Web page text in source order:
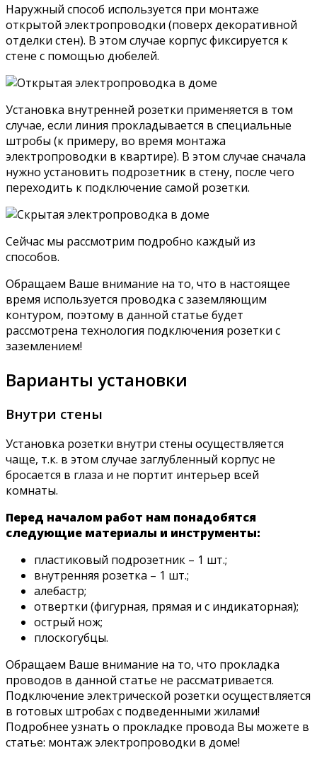
Наружный способ используется при монтаже
открытой электропроводки (поверх декоративной
отделки стен). В этом случае корпус фиксируется к
стене с помощью дюбелей.
Установка внутренней розетки применяется в том
случае, если линия прокладывается в специальные
штробы (к примеру, во время монтажа
электропроводки в квартире). В этом случае сначала
нужно установить подрозетник в стену, после чего
переходить к подключение самой розетки.
Сейчас мы рассмотрим подробно каждый из
способов.
Обращаем Ваше внимание на то, что в настоящее
время используется проводка с заземляющим
контуром, поэтому в данной статье будет
рассмотрена технология подключения розетки с
заземлением!
Варианты установки
Внутри стены
Установка розетки внутри стены осуществляется
чаще, т.к. в этом случае заглубленный корпус не
бросается в глаза и не портит интерьер всей
комнаты.
Перед началом работ нам понадобятся
следующие материалы и инструменты:
пластиковый подрозетник – 1 шт.;
внутренняя розетка – 1 шт.;
алебастр;
отвертки (фигурная, прямая и с индикаторная);
острый нож;
плоскогубцы.
Обращаем Ваше внимание на то, что прокладка
проводов в данной статье не рассматривается.
Подключение электрической розетки осуществляется
в готовых штробах с подведенными жилами!
Подробнее узнать о прокладке провода Вы можете в
статье: монтаж электропроводки в доме!